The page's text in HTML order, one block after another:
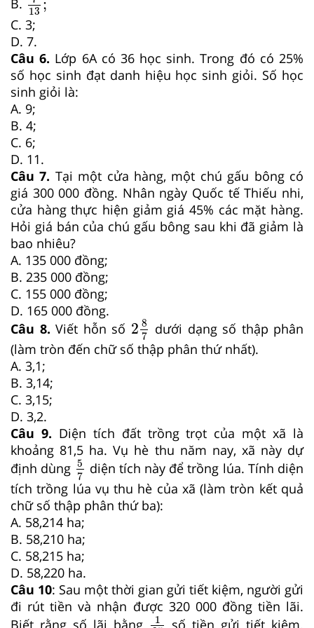
B.
13 ;
C. 3;
D. 7.
Câu 6. Lớp 6A có 36 học sinh. Trong đó có 25%
số học sinh đạt danh hiệu học sinh giỏi. Số học
sinh giỏi là:
A. 9;
B. 4;
C. 6;
D. 11.
Câu 7. Tại một cửa hàng, một chú gấu bông có
giá 300 000 đồng. Nhân ngày Quốc tế Thiếu nhi,
cửa hàng thực hiện giảm giá 45% các mặt hàng.
Hỏi giá bán của chú gấu bông sau khi đã giảm là
bao nhiêu?
A. 135 000 đồng;
B. 235 000 đồng;
C. 155 000 đồng;
D. 165 000 đồng.
Câu 8.Viết hỗn số 2 8
7
2 8 dưới dạng số thập phân
(làm tròn đến chữ số thập phân thứ nhất).
A. 3,1;
B. 3,14;
C. 3,15;
D. 3,2.
Câu 9. Diện tích đất trồng trọt của một xã là
khoảng 81,5 ha. Vụ hè thu năm nay, xã này dự
định dùng 5
7
5 7diện tích này để trồng lúa. Tính diện
tích trồng lúa vụ thu hè của xã (làm tròn kết quả
chữ số thập phân thứ ba):
A. 58,214 ha;
B. 58,210 ha;
C. 58,215 ha;
D. 58,220 ha.
Câu 10: Sau một thời gian gửi tiết kiệm, người gửi
đi rút tiền và nhận được 320 000 đồng tiền lãi.
Biết rằng số lãi bằng
1
125số tiền gửi tiết kiệm.